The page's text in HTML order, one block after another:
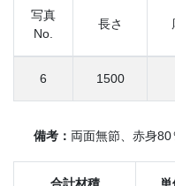
写真
No.
長さ
6 1500
備考： 両面無節、赤身80